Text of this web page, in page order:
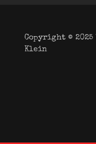
Copyright © 2025
Klein